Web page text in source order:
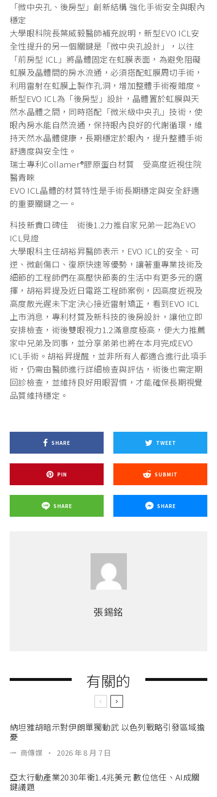
「微中央孔、後房型」創新結構 強化手術安全與眼內
穩定
大學眼科院長葉威毅醫師補充說明，新型EVO ICL安
全性提升的另一個關鍵是「微中央孔設計」，以往
「前房型 ICL」將晶體固定在虹膜表面，為避免阻礙
虹膜及晶體間的房水流通，必須搭配虹膜周切手術，
利用雷射在虹膜上製作孔洞，增加整體手術複雜度。
新型EVO ICL為「後房型」設計，晶體置於虹膜與天
然水晶體之間，同時搭配「微米級中央孔」技術，使
眼內房水能自然流通，保持眼內良好的代謝循環，維
持天然水晶體健康，長期穩定於眼內，提升整體手術
舒適度與安全性。
瑞士專利Collamer®膠原蛋白材質 受高度近視住院
醫青睞
EVO ICL晶體的材質特性是手術長期穩定與安全舒適
的重要關鍵之一。
科技新貴口碑佳 術後1.2力推自家兄弟一起為EVO
ICL見證
大學眼科主任胡裕昇醫師表示，EVO ICL的安全、可
逆、微創傷口、復原快速等優勢，讓著重專業技術及
細節的工程師們在高壓快節奏的生活中有更多元的選
擇，胡裕昇提及近日電路工程師案例，因高度近視及
高度散光遲未下定決心接近雷射矯正，看到EVO ICL
上市消息，專利材質及新科技的後房設計，讓他立即
安排檢查，術後雙眼視力1.2滿意度極高，便大力推薦
家中兄弟及同事，並分享弟弟也將在本月完成EVO
ICL手術。胡裕昇提醒，並非所有人都適合進行此項手
術，仍需由醫師進行詳細檢查與評估，術後也需定期
回診檢查，並維持良好用眼習慣，才能確保長期視覺
品質維持穩定。
SHARE TWEET
PIN SUBMIT
SHARE SHARE
張錫銘
有關的
納坦雅胡暗示對伊朗單獨動武 以色列戰略引發區域擔
憂
商傳媒 · 2026 年 8 月 7 日
亞太行動產業2030年衝1.4兆美元 數位信任、AI成關
鍵議題